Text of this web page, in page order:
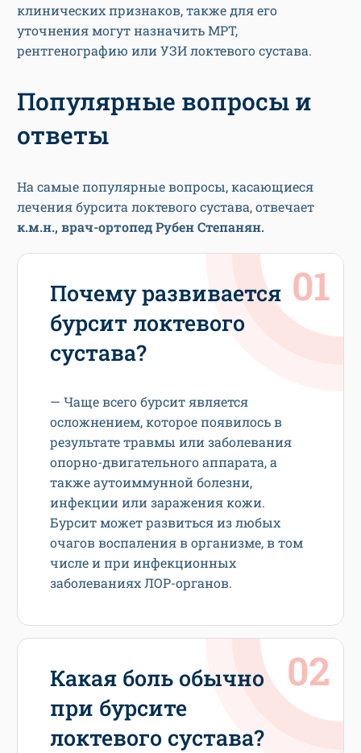
клинических признаков, также для его
уточнения могут назначить МРТ,
рентгенографию или УЗИ локтевого сустава.
Популярные вопросы и
ответы
На самые популярные вопросы, касающиеся
лечения бурсита локтевого сустава, отвечает
к.м.н., врач-ортопед Рубен Степанян.
Почему развивается
бурсит локтевого
сустава?
— Чаще всего бурсит является
осложнением, которое появилось в
результате травмы или заболевания
опорно-двигательного аппарата, а
также аутоиммунной болезни,
инфекции или заражения кожи.
Бурсит может развиться из любых
очагов воспаления в организме, в том
числе и при инфекционных
заболеваниях ЛОР-органов.
Какая боль обычно
при бурсите
локтевого сустава?